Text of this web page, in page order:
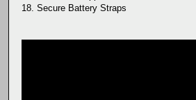
18. Secure Battery Straps